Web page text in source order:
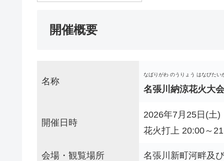
開催概要
名称
なばりがわ のうりょう はなびたい
名張川納涼花火大
開催日時
2026年7月25日(土)
花火打上 20:00～
会場・観覧場所 名張川新町河畔及